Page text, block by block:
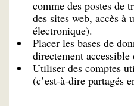
comme des postes de
des sites web, accès à
électronique).
Placer les bases de
directement
Utiliser des comptes
(c’est-à-dire partagés